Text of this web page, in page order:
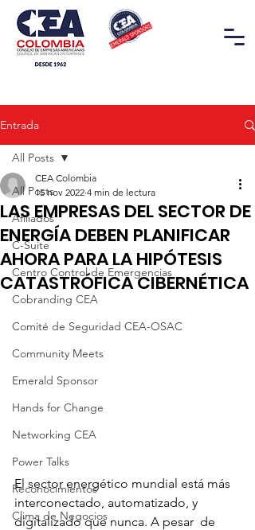
Entrada
All Posts
Afiliados
C-Suite
Centro Control de Emergencias
Cobranding CEA
Comité de Seguridad CEA-OSAC
Community Meets
Emerald Sponsor
Hands for Change
Networking CEA
Power Talks
Reconocimientos
Clima de Negocios
All Posts
LAS EMPRESAS DEL SECTOR DE
ENERGÍA DEBEN PLANIFICAR
AHORA PARA LA HIPÓTESIS
CATASTRÓFICA CIBERNÉTICA
CEA Colombia
15 nov 2022 4 min de lectura
El sector energético mundial está más
interconectado, automatizado, y
digitalizado que nunca. A pesar  de